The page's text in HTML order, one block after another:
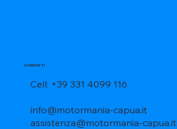
CONTATTI
Cell: +39 331 4099 116
info@motormania-capua.it
assistenza@motormania-capua.it